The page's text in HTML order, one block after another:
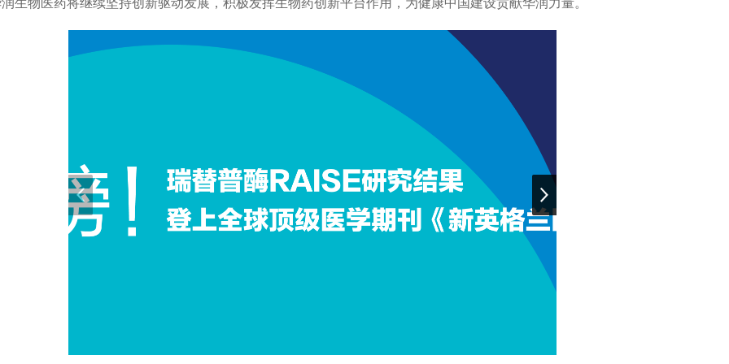
生物医药将继续坚持创新驱动发展，积极发挥生物药创新平台作用，为健康中国建设贡献华润力量。